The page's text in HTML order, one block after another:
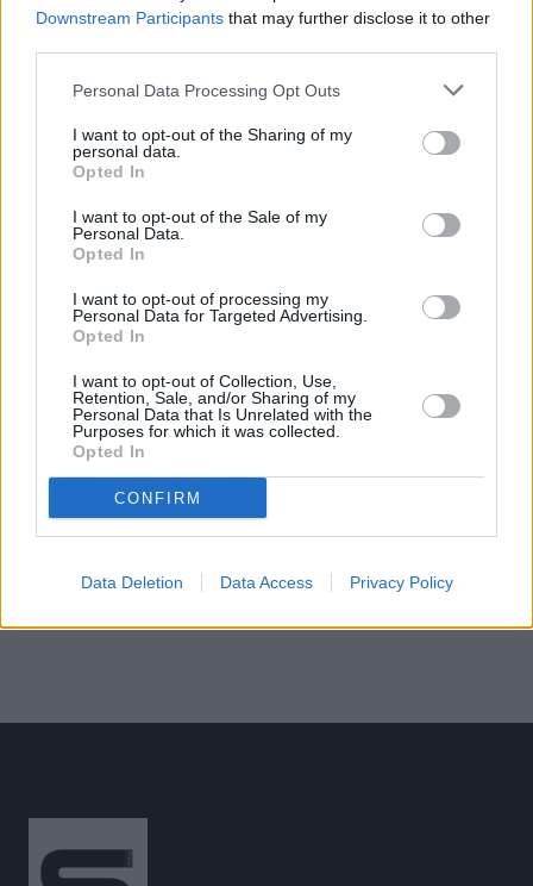
Downstream Participants that may further disclose it to other
Personal Data Processing Opt Outs
I want to opt-out of the Sharing of my
personal data.
Opted In
I want to opt-out of the Sale of my
Personal Data.
Opted In
I want to opt-out of processing my
Personal Data for Targeted Advertising.
Opted In
I want to opt-out of Collection, Use,
Retention, Sale, and/or Sharing of my
Personal Data that Is Unrelated with the
Purposes for which it was collected.
Opted In
CONFIRM
Data Deletion Data Access Privacy Policy
Τόλης Λελεκίδης
Το άρθρο δεν έχει ακόμα βαθμολογηθεί.
Βαθμολογήστε αυτό το άρθρο:
★★★
Η Ζωή Τραγουστή συνεχίζει
στον ΠΑΟΚ και με τον Χάρη
Βαρυτιμίδη
Μεγάλη συμμετοχή στο
σχεδιασμό, την κατασκευή και
εγκαταστάσεων»